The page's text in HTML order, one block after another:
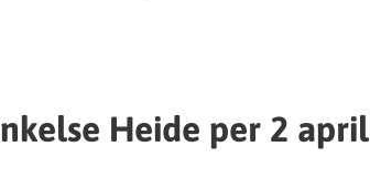
Heide per 2 april